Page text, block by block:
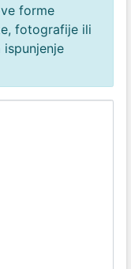
forme
fotografije ili